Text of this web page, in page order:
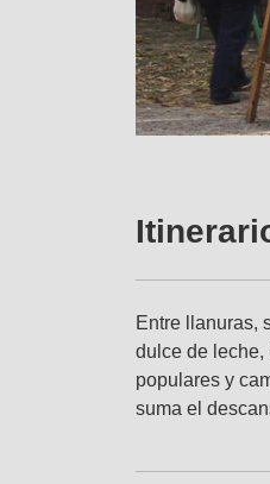
Entre llanuras,
dulce de leche,
populares y
suma el